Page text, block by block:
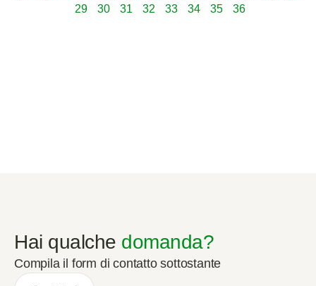
29
30 31 32 33 34 35 36
Hai qualche domanda?
Compila il form di contatto sottostante